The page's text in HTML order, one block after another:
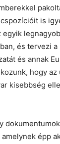
is
és tervezi a
és annak
hogy
kisebbség
épp